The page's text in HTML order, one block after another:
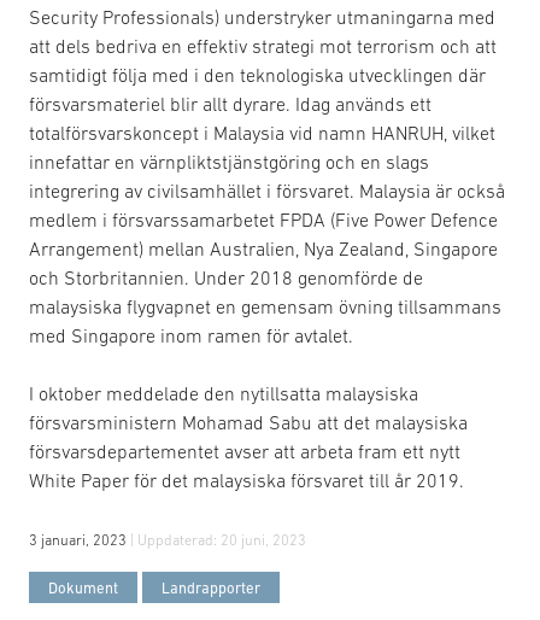
Security Professionals) understryker utmaningarna med
att dels bedriva en effektiv strategi mot terrorism och att
samtidigt följa med i den teknologiska utvecklingen där
försvarsmateriel blir allt dyrare. Idag används ett
totalförsvarskoncept i Malaysia vid namn HANRUH, vilket
innefattar en värnpliktstjänstgöring och en slags
integrering av civilsamhället i försvaret. Malaysia är också
medlem i försvarssamarbetet FPDA (Five Power Defence
Arrangement) mellan Australien, Nya Zealand, Singapore
och Storbritannien. Under 2018 genomförde de
malaysiska flygvapnet en gemensam övning tillsammans
med Singapore inom ramen för avtalet.
I oktober meddelade den nytillsatta malaysiska
försvarsministern Mohamad Sabu att det malaysiska
försvarsdepartementet avser att arbeta fram ett nytt
White Paper för det malaysiska försvaret till år 2019.
3 januari, 2023 | Uppdaterad: 20 juni, 2023
Dokument Landrapporter